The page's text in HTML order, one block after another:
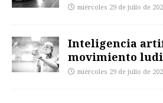
miércoles 29 de julio de
Inteligencia
movimiento
miércoles 29 de julio de